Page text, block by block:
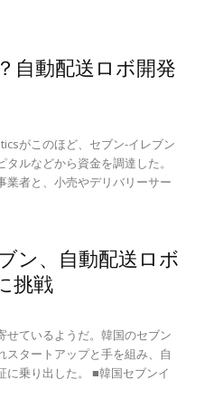
自動配送ロボ開発
がこのほど、セブン-イレブン
ルなどから資金を調達した。
業者と、小売やデリバリーサー
ン、自動配送ロボ
挑戦
せているようだ。韓国のセブン
スタートアップと手を組み、自
乗り出した。 ■韓国セブンイ